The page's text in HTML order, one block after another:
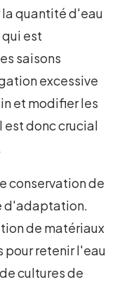
quantité d'eau
est
saisons
excessive
et modifier les
donc crucial
conservation de
d'adaptation.
de matériaux
pour retenir l'eau
cultures de